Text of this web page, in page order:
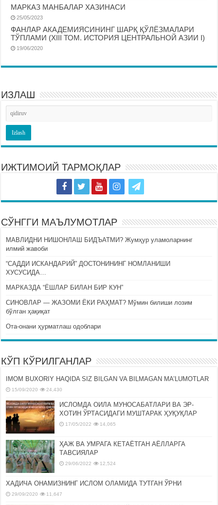
МАРКАЗ МАНБАЛАР ХАЗИНАСИ
25/05/2023
ФАНЛАР АКАДЕМИЯСИНИНГ ШАРҚ ҚЎЛЁЗМАЛАРИ
ТЎПЛАМИ (XIII ТОМ. ИСТОРИЯ ЦЕНТРАЛЬНОЙ АЗИИ I)
19/06/2020
ИЗЛАШ
ИЖТИМОИЙ ТАРМОҚЛАР
СЎНГГИ МАЪЛУМОТЛАР
МАВЛИДНИ НИШОНЛАШ БИДЪАТМИ? Жумҳур уламоларнинг
илмий жавоби
“САДДИ ИСКАНДАРИЙ” ДОСТОНИНИНГ НОМЛАНИШИ
ХУСУСИДА…
МАРКАЗДА “ЁШЛАР БИЛАН БИР КУН”
СИНОВЛАР — ЖАЗОМИ ЁКИ РАҲМАТ? Мўмин билиши лозим
бўлган ҳақиқат
Ота-онани ҳурматлаш одоблари
КЎП КЎРИЛГАНЛАР
IMOM BUXORIY HAQIDA SIZ BILGAN VA BILMAGAN MA’LUMOTLAR
15/09/2020 24,430
ИСЛОМДА ОИЛА МУНОСАБАТЛАРИ ВА ЭР-
ХОТИН ЎРТАСИДАГИ МУШТАРАК ҲУҚУҚЛАР
17/05/2022 14,065
ҲАЖ ВА УМРАГА КЕТАЁТГАН АЁЛЛАРГА
ТАВСИЯЛАР
29/06/2022 12,524
ХАДИЧА ОНАМИЗНИНГ ИСЛОМ ОЛАМИДА ТУТГАН ЎРНИ
29/09/2020 11,647